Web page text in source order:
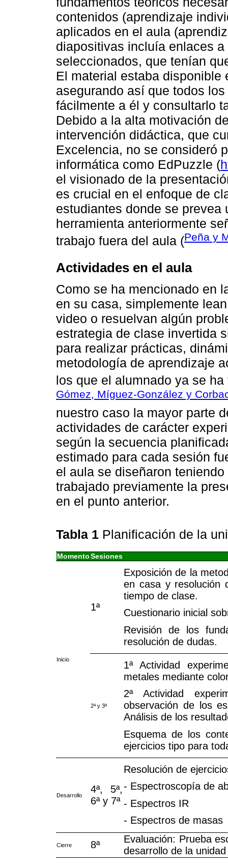
contenidos (aprendizaje
aplicados en el aula
diapositivas incluía enlaces
seleccionados, que tenían
El material estaba disponible
asegurando así que todos
fácilmente a él y consultarlo
Debido a la alta motivación
intervención didáctica, que
Excelencia, no se consideró
informática como EdPuzzle (
el visionado de la
es crucial en el enfoque de
estudiantes donde se
herramienta anteriormente
trabajo fuera del aula (Peña y
Actividades en el aula
Como se ha mencionado en
en su casa, simplemente
video o resuelvan algún
estrategia de clase invertida
para realizar prácticas,
metodología de aprendizaje
los que el alumnado ya se
Gómez, Míguez-González y
nuestro caso la mayor parte
actividades de carácter
según la secuencia
estimado para cada sesión
el aula se diseñaron
trabajado previamente la
en el punto anterior.
Tabla 1 Planificación de la
Momento Sesiones
Inicio
1ª
Exposición de la
en casa y resolución
tiempo de clase.
Cuestionario inicial
Revisión de los
resolución de dudas.
2ª y 3ª
1ª Actividad
metales mediante
2ª Actividad
observación de los
Análisis de los
Esquema de los
ejercicios tipo para
Desarrollo
4ª, 5ª,
6ª y 7ª
Resolución de
- Espectroscopía de
- Espectros IR
- Espectros de masas
Cierre 8ª
Evaluación: Prueba
desarrollo de la